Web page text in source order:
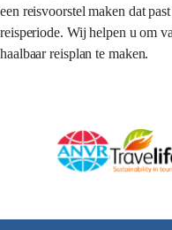
een reisvoorstel maken dat
reisperiode. Wij helpen u om
haalbaar reisplan te maken.